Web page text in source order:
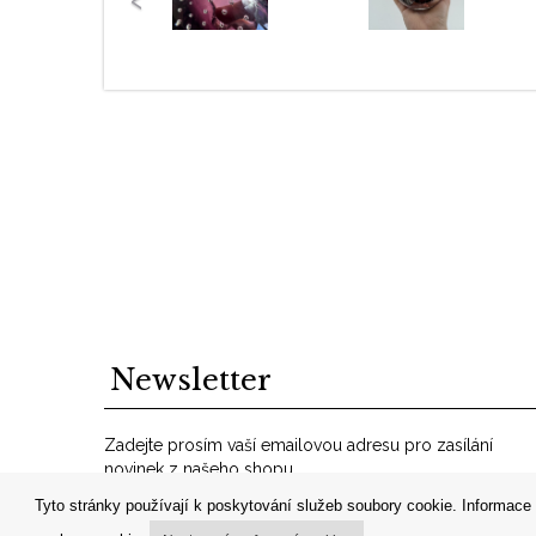
Tyto stránky používají k poskytování služeb soubory cookie.
Newsletter
Zadejte prosím vaší emailovou adresu pro zasílání
novinek z našeho shopu.
VáĹˇ
OK